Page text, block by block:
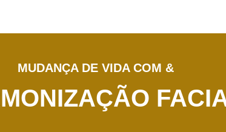
MUDANÇA DE VIDA COM &